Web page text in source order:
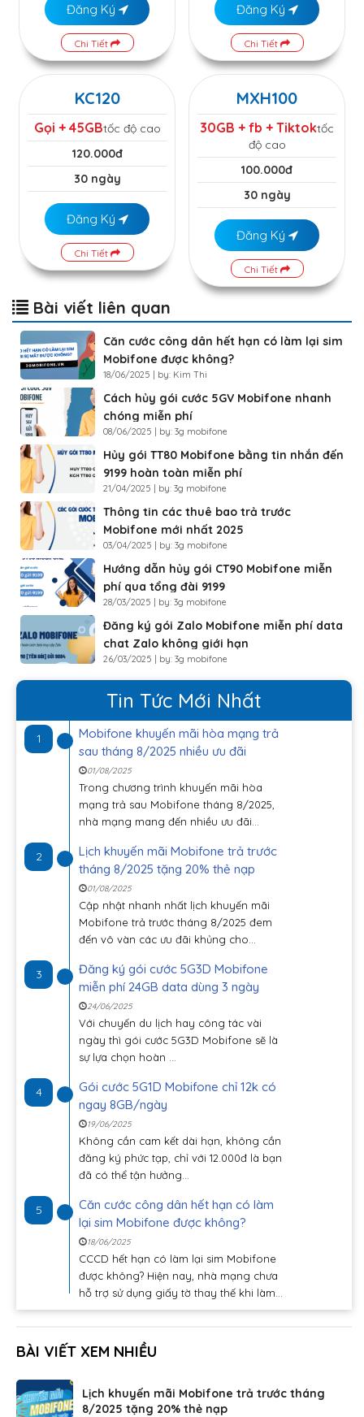
Đăng Ký
Chi Tiết
Đăng Ký
Chi Tiết
KC120
Gọi + 45GBtốc độ cao
120.000đ
30 ngày
Đăng Ký
Chi Tiết
MXH100
30GB + fb + Tiktoktốc
độ cao
100.000đ
30 ngày
Đăng Ký
Chi Tiết
Bài viết liên quan
Căn cước công dân hết hạn có làm lại sim
Mobifone được không?
18/06/2025 | by: Kim Thi
Cách hủy gói cước 5GV Mobifone nhanh
chóng miễn phí
08/06/2025 | by: 3g mobifone
Hủy gói TT80 Mobifone bằng tin nhắn đến
9199 hoàn toàn miễn phí
21/04/2025 | by: 3g mobifone
Thông tin các thuê bao trả trước
Mobifone mới nhất 2025
03/04/2025 | by: 3g mobifone
Hướng dẫn hủy gói CT90 Mobifone miễn
phí qua tổng đài 9199
28/03/2025 | by: 3g mobifone
Đăng ký gói Zalo Mobifone miễn phí data
chat Zalo không giới hạn
26/03/2025 | by: 3g mobifone
Tin Tức Mới Nhất
1
Mobifone khuyến mãi hòa mạng trả
sau tháng 8/2025 nhiều ưu đãi
01/08/2025
Trong chương trình khuyến mãi hòa
mạng trả sau Mobifone tháng 8/2025,
nhà mạng mang đến nhiều ưu đãi...
2
Lịch khuyến mãi Mobifone trả trước
tháng 8/2025 tặng 20% thẻ nạp
01/08/2025
Cập nhật nhanh nhất lịch khuyến mãi
Mobifone trả trước tháng 8/2025 đem
đến vô vàn các ưu đãi khủng cho...
3
Đăng ký gói cước 5G3D Mobifone
miễn phí 24GB data dùng 3 ngày
24/06/2025
Với chuyến du lịch hay công tác vài
ngày thì gói cước 5G3D Mobifone sẽ là
sự lựa chọn hoàn ...
4
Gói cước 5G1D Mobifone chỉ 12k có
ngay 8GB/ngày
19/06/2025
Không cần cam kết dài hạn, không cần
đăng ký phức tạp, chỉ với 12.000đ là bạn
đã có thể tận hưởng...
5
Căn cước công dân hết hạn có làm
lại sim Mobifone được không?
18/06/2025
CCCD hết hạn có làm lại sim Mobifone
được không? Hiện nay, nhà mạng chưa
hỗ trợ sử dụng giấy tờ thay thế khi làm...
BÀI VIẾT XEM NHIỀU
Lịch khuyến mãi Mobifone trả trước tháng
8/2025 tặng 20% thẻ nạp